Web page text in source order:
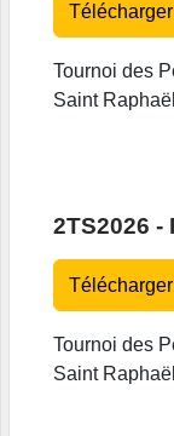
Tournoi des
Saint
2TS2026 -
Tournoi des
Saint